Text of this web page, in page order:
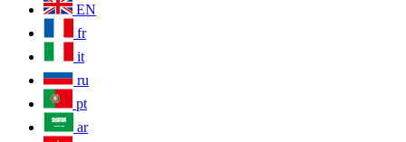
EN
fr
it
ru
pt
ar